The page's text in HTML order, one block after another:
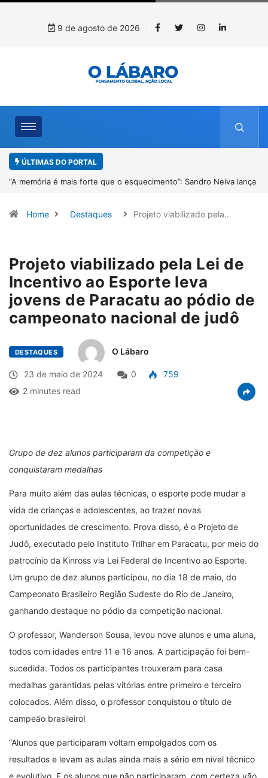
9 de agosto de 2026
ÚLTIMAS DO PORTAL
4º Fliparacatu tem inscrições abertas para o Prêmio de Redação e
Home Destaques Projeto viabilizado pela…
Projeto viabilizado pela Lei de
Incentivo ao Esporte leva
jovens de Paracatu ao pódio de
campeonato nacional de judô
DESTAQUES O Lábaro
23 de maio de 2024 0
759
2 minutes read
Grupo de dez alunos participaram da competição e
conquistaram medalhas
Para muito além das aulas técnicas, o esporte pode mudar a
vida de crianças e adolescentes, ao trazer novas
oportunidades de crescimento. Prova disso, é o Projeto de
Judô, executado pelo Instituto Trilhar em Paracatu, por meio do
patrocínio da Kinross via Lei Federal de Incentivo ao Esporte.
Um grupo de dez alunos participou, no dia 18 de maio, do
Campeonato Brasileiro Região Sudeste do Rio de Janeiro,
ganhando destaque no pódio da competição nacional.
O professor, Wanderson Sousa, levou nove alunos e uma aluna,
todos com idades entre 11 e 16 anos. A participação foi bem-
sucedida. Todos os participantes trouxeram para casa
medalhas garantidas pelas vitórias entre primeiro e terceiro
colocados. Além disso, o professor conquistou o título de
campeão brasileiro!
“Alunos que participaram voltam empolgados com os
resultados e levam as aulas ainda mais a sério em nível técnico
e evolutivo. E os alunos que não participaram, com certeza vão